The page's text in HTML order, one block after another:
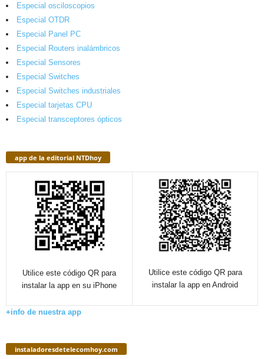
Especial osciloscopios
Especial OTDR
Especial Panel PC
Especial Routers inalámbricos
Especial Sensores
Especial Switches
Especial Switches industriales
Especial tarjetas CPU
Especial transceptores ópticos
app de la editorial NTDhoy
Utilice este código QR para
instalar la app en su iPhone
Utilice este código QR para
instalar la app en Android
+info de nuestra app
instaladoresdetelecomhoy.com